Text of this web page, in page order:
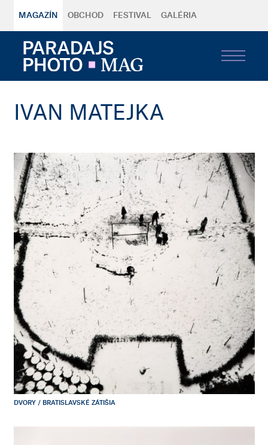
MAGAZÍN OBCHOD FESTIVAL GALÉRIA
IVAN MATEJKA
DVORY / BRATISLAVSKÉ ZÁTIŠIA